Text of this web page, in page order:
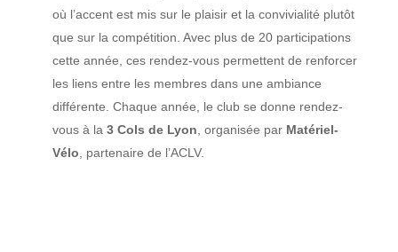
où l’accent est mis sur le plaisir et la convivialité plutôt
que sur la compétition. Avec plus de 20 participations
cette année, ces rendez-vous permettent de renforcer
les liens entre les membres dans une ambiance
différente. Chaque année, le club se donne rendez-
vous à la 3 Cols de Lyon, organisée par Matériel-
Vélo, partenaire de l’ACLV.